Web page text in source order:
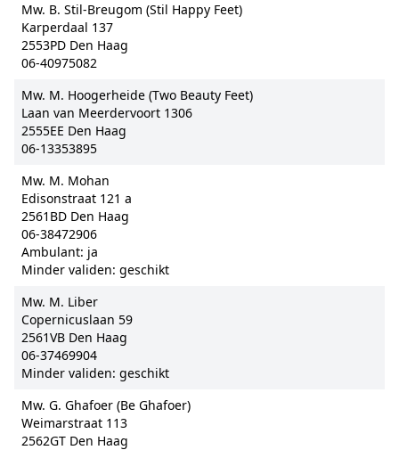
Mw. B. Stil-Breugom (Stil Happy Feet)
Karperdaal 137
2553PD Den Haag
06-40975082
Mw. M. Hoogerheide (Two Beauty Feet)
Laan van Meerdervoort 1306
2555EE Den Haag
06-13353895
Mw. M. Mohan
Edisonstraat 121 a
2561BD Den Haag
06-38472906
Ambulant: ja
Minder validen: geschikt
Mw. M. Liber
Copernicuslaan 59
2561VB Den Haag
06-37469904
Minder validen: geschikt
Mw. G. Ghafoer (Be Ghafoer)
Weimarstraat 113
2562GT Den Haag